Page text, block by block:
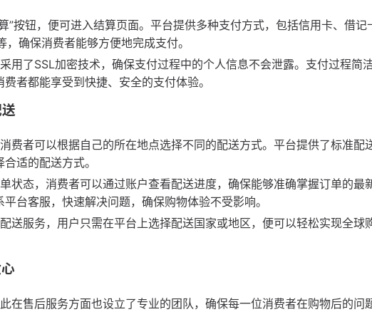
”按钮，便可进入结算页面。平台提供多种支付方式，包括信用卡、借记
确保消费者能够方便地完成支付。
用了SSL加密技术，确保支付过程中的个人信息不会泄露。支付过程简
者都能享受到快捷、安全的支付体验。
费者可以根据自己的所在地点选择不同的配送方式。平台提供了标准配
适的配送方式。
状态，消费者可以通过账户查看配送进度，确保能够准确掌握订单的最
台客服，快速解决问题，确保购物体验不受影响。
送服务，用户只需在平台上选择配送国家或地区，便可以轻松实现全球
在售后服务方面也设立了专业的团队，确保每一位消费者在购物后的问